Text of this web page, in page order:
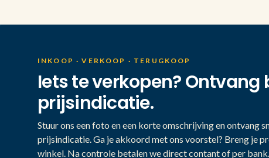
INKOOP · VERKOOP · TERUGKOOP
Iets te verkopen? Ontvang
prijsindicatie.
Stuur ons een foto en een korte omschrijving en ontvang
prijsindicatie. Ga je akkoord met ons voorstel? Breng je
winkel. Na controle betalen we direct contant of per bank.